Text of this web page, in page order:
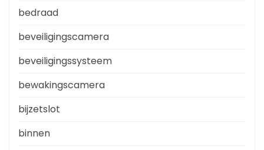
bedraad
beveiligingscamera
beveiligingssysteem
bewakingscamera
bijzetslot
binnen